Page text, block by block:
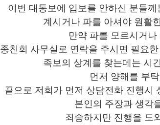
이번 대동보에 입보를 안하신 분들
계시거나 파를 아셔야 원활
만약 파를 모르시거
종친회 사무실로 연락을 주시면 필요
족보의 상계를 찾는데는 시
먼저 양해를 부
끝으로 저희가 먼저 상담전화 진행시
본인의 주장과 생각
죄송하지만 진행을 도